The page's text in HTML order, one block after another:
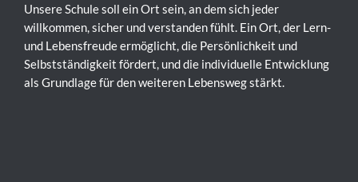
Unsere Schule soll ein Ort sein, an dem sich jeder
willkommen, sicher und verstanden fühlt. Ein Ort, der Lern-
und Lebensfreude ermöglicht, die Persönlichkeit und
Selbstständigkeit fördert, und die individuelle Entwicklung
als Grundlage für den weiteren Lebensweg stärkt.